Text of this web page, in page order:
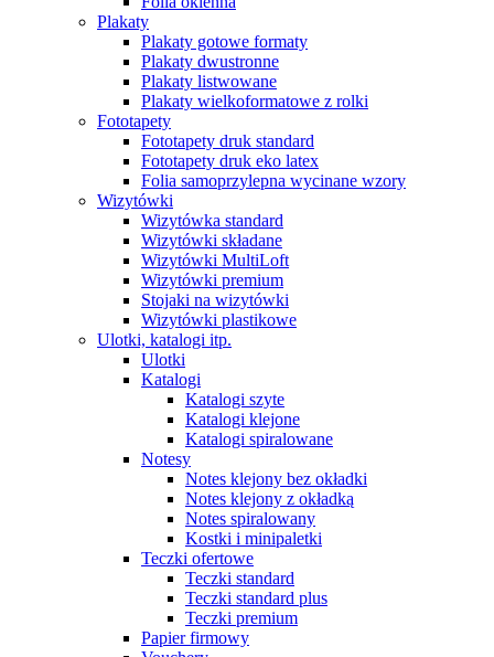
Plakaty
Plakaty gotowe formaty
Plakaty dwustronne
Plakaty listwowane
Plakaty wielkoformatowe z rolki
Fototapety
Fototapety druk standard
Fototapety druk eko latex
Folia samoprzylepna wycinane wzory
Wizytówki
Wizytówka standard
Wizytówki składane
Wizytówki MultiLoft
Wizytówki premium
Stojaki na wizytówki
Wizytówki plastikowe
Ulotki, katalogi itp.
Ulotki
Katalogi
Katalogi szyte
Katalogi klejone
Katalogi spiralowane
Notesy
Notes klejony bez okładki
Notes klejony z okładką
Notes spiralowany
Kostki i minipaletki
Teczki ofertowe
Teczki standard
Teczki standard plus
Teczki premium
Papier firmowy